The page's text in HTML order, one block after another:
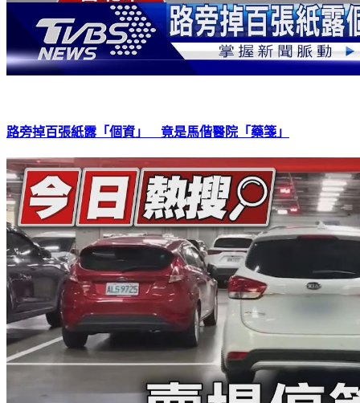
路旁掉百張紙露「個資」 竟是馬偕醫院「藥箋」